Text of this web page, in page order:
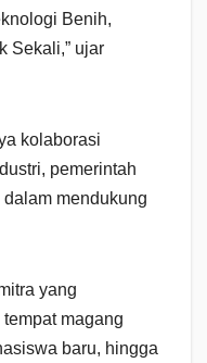
Benih,
Sekali,” ujar
kolaborasi
pemerintah
mendukung
yang
magang
baru, hingga